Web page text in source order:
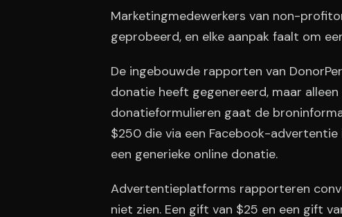
Marketingmedewerkers van non-
geprobeerd, en elke aanpak faalt om
De ingebouwde rapporten van
donatie heeft gegenereerd, maar
donatieformulieren gaat de
$250 die via een Facebook-
een generieke online donatie.
Advertentieplatforms rapporteren
niet zien. Een gift van $25 en een gift